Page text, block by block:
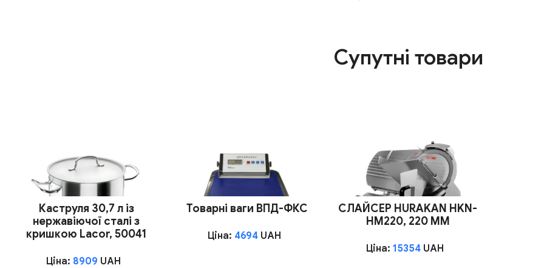
Супутні товари
Каструля 30,7 л із
нержавіючої сталі з
кришкою Lacor, 50041
Ціна: 8909 UAH
Товарні ваги ВПД-ФКС
Ціна: 4694UAH
СЛАЙСЕР HURAKAN HKN-
HM220, 220 ММ
Ціна: 15354UAH